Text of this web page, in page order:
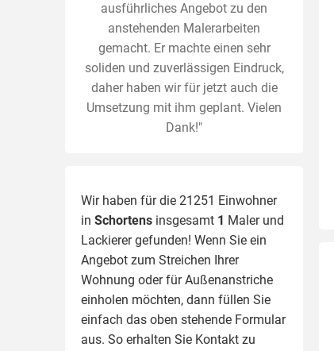
ausführliches Angebot zu den
anstehenden Malerarbeiten
gemacht. Er machte einen sehr
soliden und zuverlässigen Eindruck,
daher haben wir für jetzt auch die
Umsetzung mit ihm geplant. Vielen
Dank!"
Wir haben für die 21251 Einwohner
in Schortens insgesamt 1 Maler und
Lackierer gefunden! Wenn Sie ein
Angebot zum Streichen Ihrer
Wohnung oder für Außenanstriche
einholen möchten, dann füllen Sie
einfach das oben stehende Formular
aus. So erhalten Sie Kontakt zu